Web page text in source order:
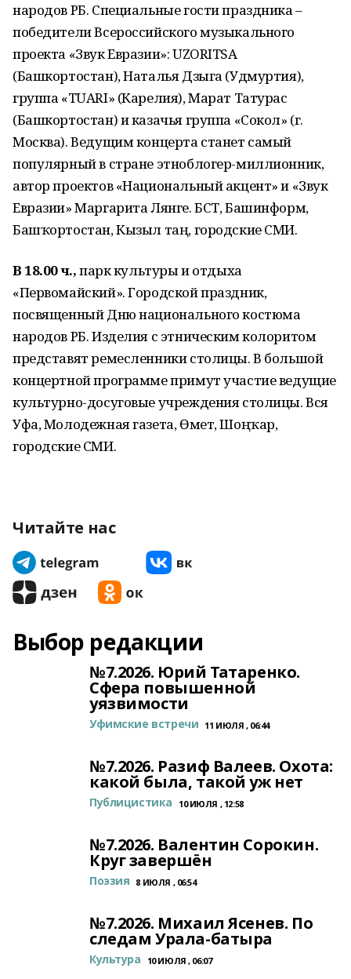
народов РБ. Специальные гости праздника –
победители Всероссийского музыкального
проекта «Звук Евразии»: UZORITSA
(Башкортостан), Наталья Дзыга (Удмуртия),
группа «TUARI» (Карелия), Марат Татурас
(Башкортостан) и казачья группа «Сокол» (г.
Москва). Ведущим концерта станет самый
популярный в стране этноблогер-миллионник,
автор проектов «Национальный акцент» и «Звук
Евразии» Маргарита Лянге. БСТ, Башинформ,
Башҡортостан, Кызыл таң, городские СМИ.
В 18.00 ч.,парк культуры и отдыха
«Первомайский». Городской праздник,
посвященный Дню национального костюма
народов РБ. Изделия с этническим колоритом
представят ремесленники столицы. В большой
концертной программе примут участие ведущие
культурно-досуговые учреждения столицы. Вся
Уфа, Молодежная газета, Өмет, Шоңҡар,
городские СМИ.
Читайте нас
Выбор редакции
№7.2026. Юрий Татаренко.
Сфера повышенной
уязвимости
Уфимские встречи 11 ИЮЛЯ , 06:44
№7.2026. Разиф Валеев. Охота:
какой была, такой уж нет
Публицистика 10 ИЮЛЯ , 12:58
№7.2026. Валентин Сорокин.
Круг завершён
Поэзия 8 ИЮЛЯ , 06:54
№7.2026. Михаил Ясенев. По
следам Урала-батыра
Культура 10 ИЮЛЯ , 06:07